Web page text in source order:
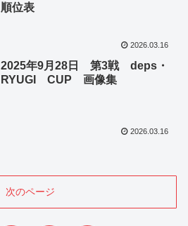
順位表
2026.03.16
2025年9月28日 第3戦 deps・
RYUGI CUP 画像集
2026.03.16
次のページ